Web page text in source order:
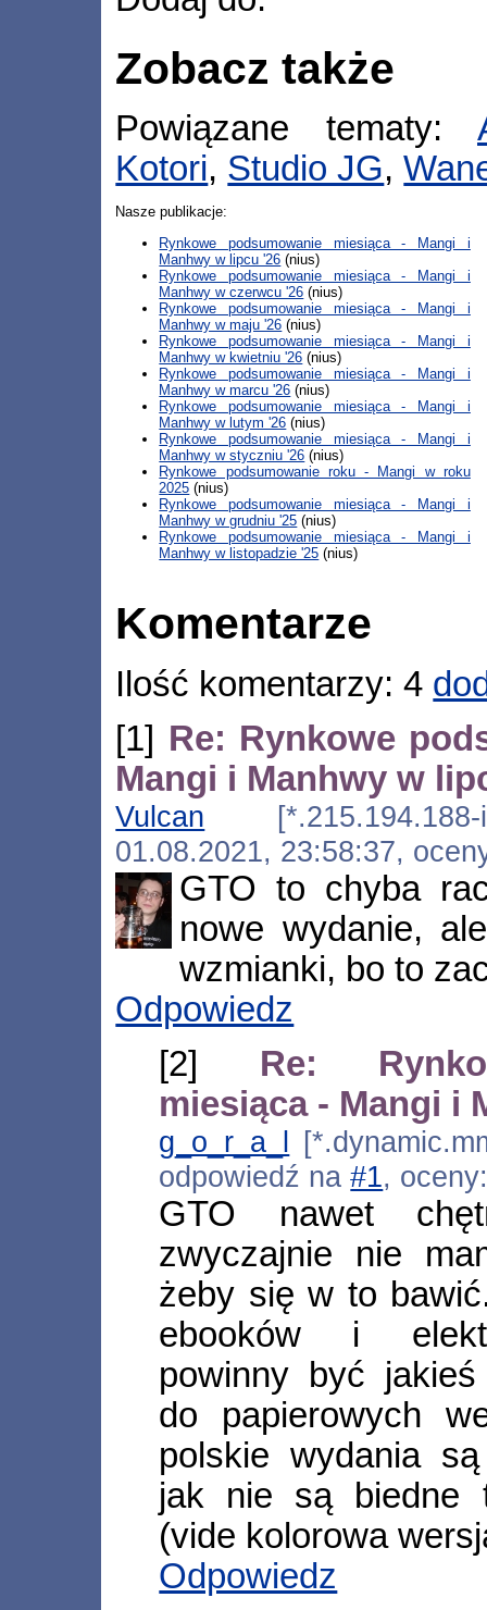
Zobacz także
Powiązane tematy:
Kotori, Studio JG,
Nasze publikacje:
Rynkowe podsumowanie miesiąca - Mangi i
Manhwy w lipcu '26 (nius)
Rynkowe podsumowanie miesiąca - Mangi i
Manhwy w czerwcu '26 (nius)
Rynkowe podsumowanie miesiąca - Mangi i
Manhwy w maju '26 (nius)
Rynkowe podsumowanie miesiąca - Mangi i
Manhwy w kwietniu '26 (nius)
Rynkowe podsumowanie miesiąca - Mangi i
Manhwy w marcu '26 (nius)
Rynkowe podsumowanie miesiąca - Mangi i
Manhwy w lutym '26 (nius)
Rynkowe podsumowanie miesiąca - Mangi i
Manhwy w styczniu '26 (nius)
Rynkowe podsumowanie roku - Mangi w roku
2025 (nius)
Rynkowe podsumowanie miesiąca - Mangi i
Manhwy w grudniu '25 (nius)
Rynkowe podsumowanie miesiąca - Mangi i
Manhwy w listopadzie '25 (nius)
Komentarze
Ilość komentarzy: 4
[1] Re: Rynkowe
Mangi i Manhwy w
Vulcan [*.215.194.188-
01.08.2021, 23:58:37,
GTO to chyba
nowe wydanie,
wzmianki, bo to
Odpowiedz
[2] Re:
miesiąca - Mangi i
g_o_r_a_l
odpowiedź na#1,
GTO nawet
zwyczajnie nie
żeby się w to
ebooków i
powinny być
do papierowych
polskie wydania
jak nie są biedne
(vide kolorowa
Odpowiedz